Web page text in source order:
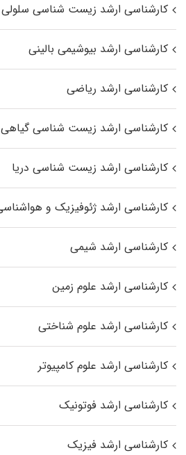
کارشناسی ارشد زیست شناسی سلولی
کارشناسی ارشد بیوشیمی بالینی
کارشناسی ارشد ریاضی
کارشناسی ارشد زیست‌ شناسی گیاهی
کارشناسی ارشد زیست‌ شناسی دریا
کارشناسی ارشد ژئوفیزیک و
کارشناسی ارشد شیمی
کارشناسی ارشد علوم زمین
کارشناسی ارشد علوم شناختی
کارشناسی ارشد علوم کامپیوتر
کارشناسی ارشد فوتونیک
کارشناسی ارشد فیزیک